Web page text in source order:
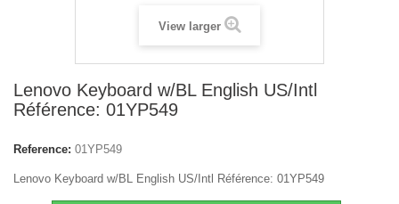
View larger
Lenovo Keyboard w/BL English US/Intl
Référence: 01YP549
Reference: 01YP549
Lenovo Keyboard w/BL English US/Intl Référence: 01YP549